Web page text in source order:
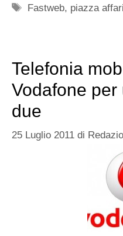
Tag
Fastweb, piazza affari
Telefonia
Vodafone
due
25 Luglio 2011 di